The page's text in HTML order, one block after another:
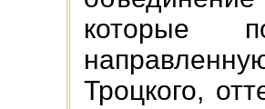
которые
Троцкого,